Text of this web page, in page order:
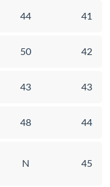
44 41
50 42
43 43
48 44
N 45